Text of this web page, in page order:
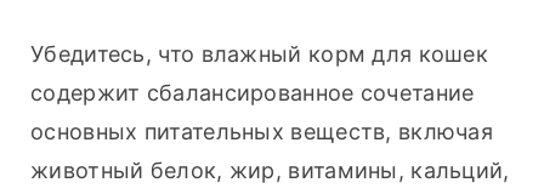
Убедитесь, что влажный корм для кошек
содержит сбалансированное сочетание
основных питательных веществ, включая
животный белок, жир, витамины, кальций,